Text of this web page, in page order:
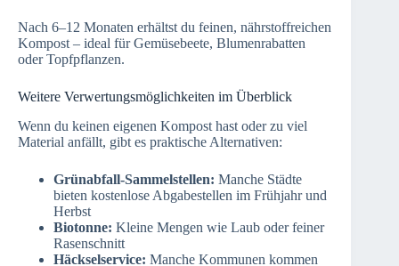
Nach 6–12 Monaten erhältst du feinen, nährstoffreichen
Kompost – ideal für Gemüsebeete, Blumenrabatten
oder Topfpflanzen.
Weitere Verwertungsmöglichkeiten im Überblick
Wenn du keinen eigenen Kompost hast oder zu viel
Material anfällt, gibt es praktische Alternativen:
Grünabfall-Sammelstellen: Manche Städte
bieten kostenlose Abgabestellen im Frühjahr und
Herbst
Biotonne: Kleine Mengen wie Laub oder feiner
Rasenschnitt
Häckselservice: Manche Kommunen kommen